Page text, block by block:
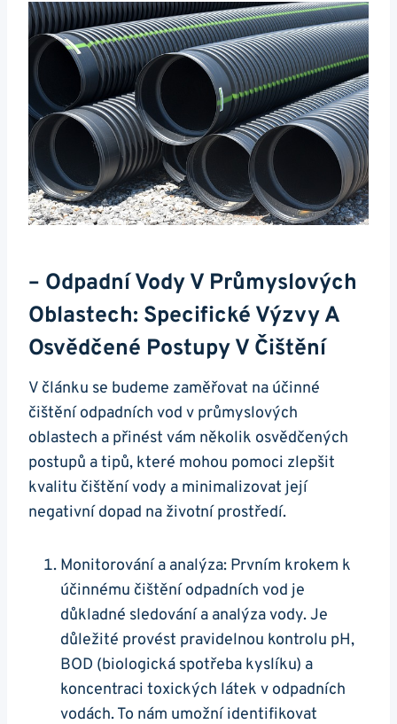
– Odpadní Vody V Průmyslových
Oblastech: Specifické Výzvy A
Osvědčené Postupy V Čištění
V článku se budeme zaměřovat na účinné
čištění odpadních vod v průmyslových
oblastech a přinést vám několik osvědčených
postupů a tipů, které mohou pomoci zlepšit
kvalitu čištění vody a minimalizovat její
negativní dopad na životní prostředí.
Monitorování a analýza: Prvním krokem k
účinnému čištění odpadních vod je
důkladné sledování a analýza vody. Je
důležité provést pravidelnou kontrolu pH,
BOD (biologická spotřeba kyslíku) a
koncentraci toxických látek v odpadních
vodách. To nám umožní identifikovat